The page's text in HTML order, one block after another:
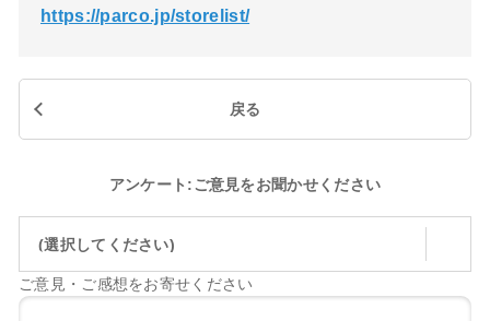
https://parco.jp/storelist/
戻る
アンケート:ご意見をお聞かせください
(選択してください)
ご意見・ご感想をお寄せください